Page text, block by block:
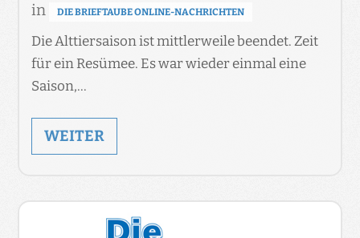
in DIE BRIEFTAUBE ONLINE-NACHRICHTEN
Die Alttiersaison ist mittlerweile beendet. Zeit
für ein Resümee. Es war wieder einmal eine
Saison,…
WEITER